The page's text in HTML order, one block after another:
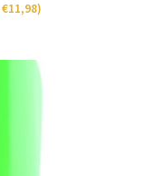
€11,98)